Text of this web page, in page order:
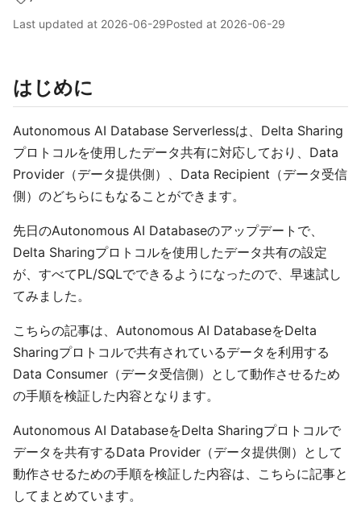
Last updated at 2026-06-29Posted at 2026-06-29
はじめに
Autonomous AI Database Serverlessは、Delta Sharing
プロトコルを使用したデータ共有に対応しており、Data
Provider（データ提供側）、Data Recipient（データ受信
側）のどちらにもなることができます。
先日のAutonomous AI Databaseのアップデートで、
Delta Sharingプロトコルを使用したデータ共有の設定
が、すべてPL/SQLでできるようになったので、早速試し
てみました。
こちらの記事は、Autonomous AI DatabaseをDelta
Sharingプロトコルで共有されているデータを利用する
Data Consumer（データ受信側）として動作させるため
の手順を検証した内容となります。
Autonomous AI DatabaseをDelta Sharingプロトコルで
データを共有するData Provider（データ提供側）として
動作させるための手順を検証した内容は、こちらに記事と
してまとめています。